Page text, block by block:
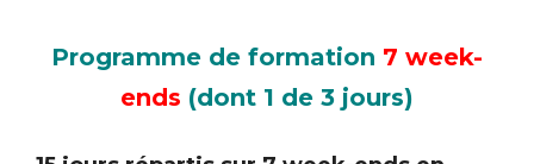
Programme de formation 7 week-
ends (dont 1 de 3 jours)